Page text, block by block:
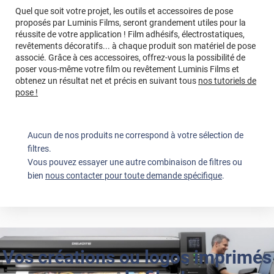
Quel que soit votre projet, les outils et accessoires de pose
proposés par Luminis Films, seront grandement utiles pour la
réussite de votre application ! Film adhésifs, électrostatiques,
revêtements décoratifs... à chaque produit son matériel de pose
associé. Grâce à ces accessoires, offrez-vous la possibilité de
poser vous-même votre film ou revêtement Luminis Films et
obtenez un résultat net et précis en suivant tous nos tutoriels de
pose !
Aucun de nos produits ne correspond à votre sélection de
filtres.
Vous pouvez essayer une autre combinaison de filtres ou
bien nous contacter pour toute demande spécifique.
Vos créations ou logos imprimés